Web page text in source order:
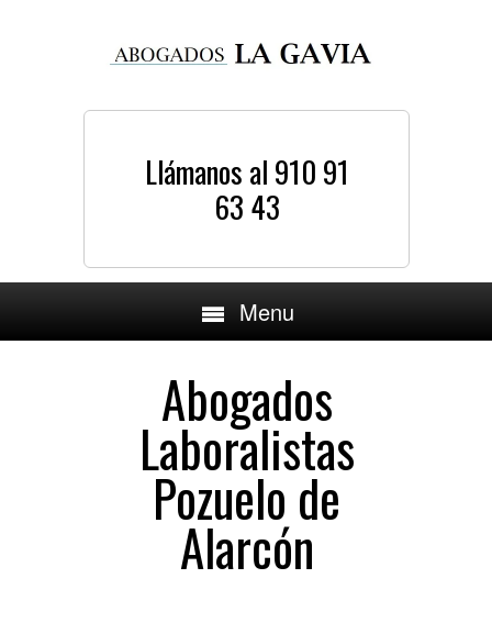
Llámanos al 910 91
63 43
Menu
Abogados
Laboralistas
Pozuelo de
Alarcón